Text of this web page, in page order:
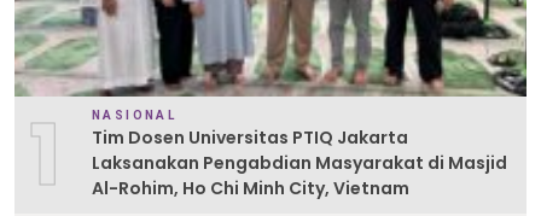
1 NASIONAL
Tim Dosen Universitas PTIQ Jakarta
Laksanakan Pengabdian Masyarakat di Masjid
Al-Rohim, Ho Chi Minh City, Vietnam